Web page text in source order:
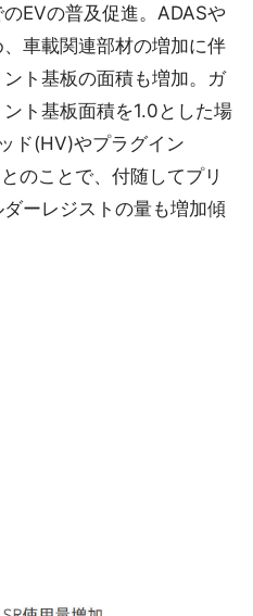
EVの普及促進。ADASや
車載関連部材の増加に伴
ト基板の面積も増加。ガ
ト基板面積を1.0とした場
ド(HV)やプラグイン
のことで、付随してプリ
ーレジストの量も増加傾